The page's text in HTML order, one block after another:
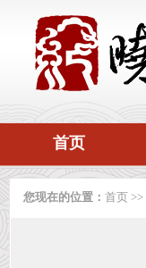
首页
您现在的位置： 首页 >>